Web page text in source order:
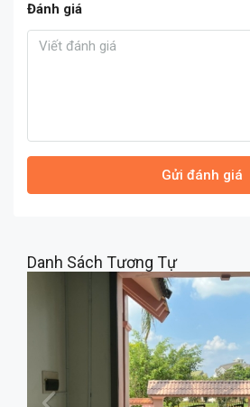
Đánh giá
Gửi đánh giá
Danh Sách Tương Tự